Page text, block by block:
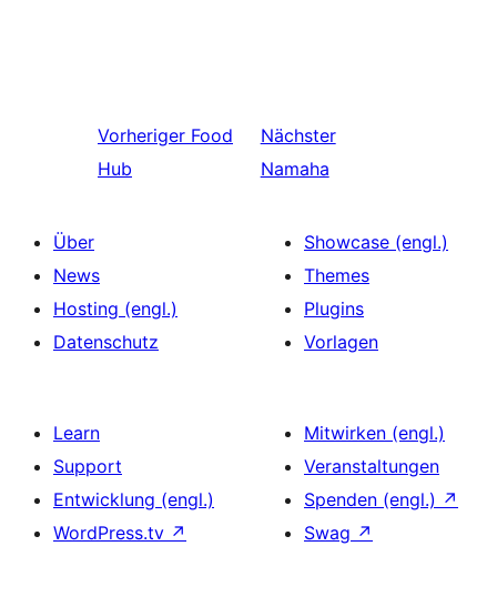
Vorheriger Food
Hub
Nächster
Namaha
Über
News
Hosting (engl.)
Datenschutz
Showcase (engl.)
Themes
Plugins
Vorlagen
Learn
Support
Entwicklung (engl.)
WordPress.tv ↗
Mitwirken (engl.)
Veranstaltungen
Spenden (engl.) ↗
Swag ↗